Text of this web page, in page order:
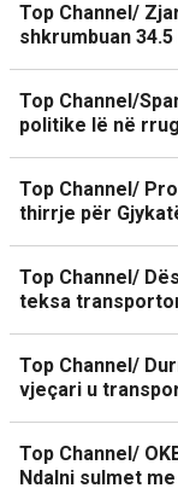
Top Channel/
shkrumbuan
Top Channel/
politike lë në
Top Channel/
thirrje për
Top Channel/
teksa
Top Channel/
vjeçari u
Top Channel/
Ndalni sulmet